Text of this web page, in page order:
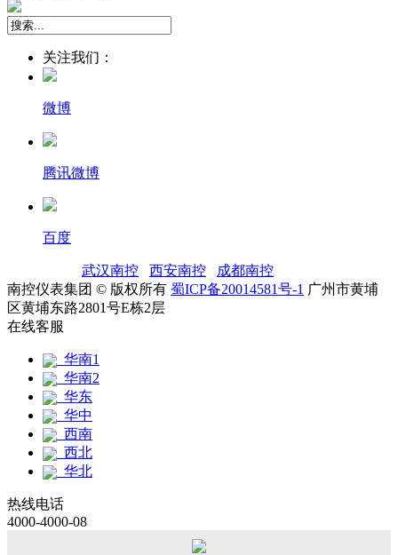
关注我们：
微博
腾讯微博
百度
武汉南控 西安南控 成都南控
南控仪表集团 © 版权所有 蜀ICP备20014581号-1 广州市黄埔
区黄埔东路2801号E栋2层
在线客服
华南1
华南2
华东
华中
西南
西北
华北
热线电话
4000-4000-08